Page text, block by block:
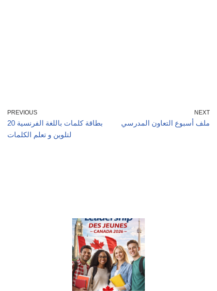
PREVIOUS
20 بطاقة كلمات باللغة الفرنسية
لتلوين و تعلم الكلمات
NEXT
ملف أسبوع التعاون المدرسي